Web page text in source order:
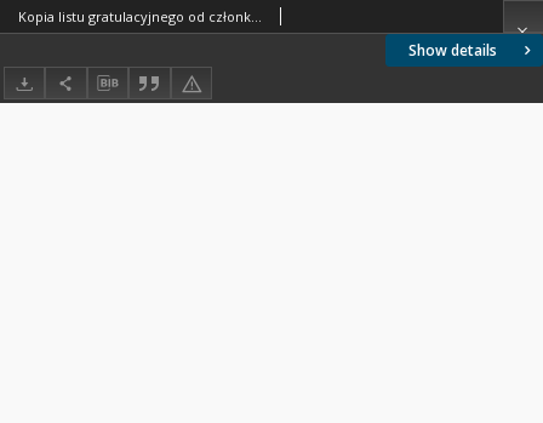
Show details
Kopia listu gratulacyjnego od członków Stowarzyszenia „Klub Senatorski” do Rektora Politechniki Warszawskiej prof. Marka Dietricha, z dnia 26.02.1996